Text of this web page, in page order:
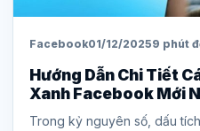
Facebook01/12/20259 phút
Hướng Dẫn Chi Tiết
Xanh Facebook Mới
Trong kỷ nguyên số, dấu